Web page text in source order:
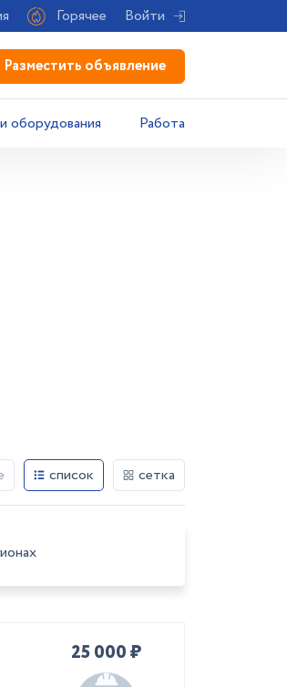
Горячее Войти
Разместить объявление
оборудования Работа
список сетка
25 000 ₽